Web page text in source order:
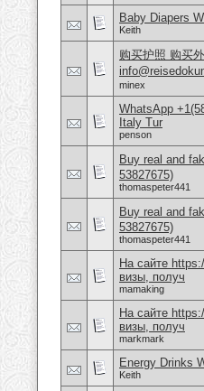
Baby Diapers
Keith
购买护照 购买
minex
WhatsApp
Italy Tur
penson
Buy real and
53827675)
thomaspeter441
Buy real and
53827675)
thomaspeter441
На сайте
визы, получ
mamaking
На сайте
визы, получ
markmark
Energy Drinks
Keith